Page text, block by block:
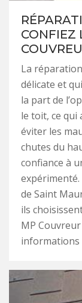
CONFIEZ
La
délicate et
la part de
le toit, ce qui
éviter les
chutes du
confiance à
de Saint
ils
MP
informations